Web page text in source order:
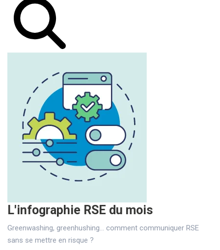
L'infographie RSE du mois
Greenwashing, greenhushing… comment communiquer RSE
sans se mettre en risque ?